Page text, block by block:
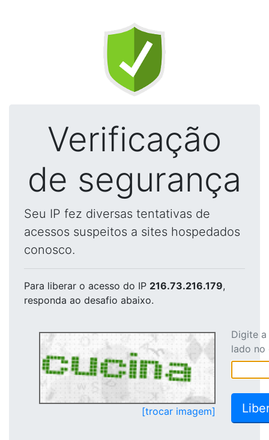
Verificação
de segurança
Seu IP fez diversas tentativas de
acessos suspeitos a sites hospedados
conosco.
Para liberar o acesso do IP 216.73.216.179,
responda ao desafio abaixo.
[trocar imagem]
Digite
lado no